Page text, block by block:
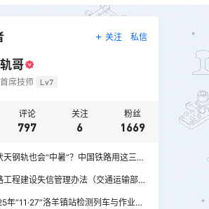
关注 私信
轨哥
首席技师 Lv7
评论
797
关注
6
粉丝
1669
天钢轨也会“中暑”？中国铁路用这三招
工程建设失信管理办法（交通运输部
年“11·27”洛羊镇站检测列车与作业人